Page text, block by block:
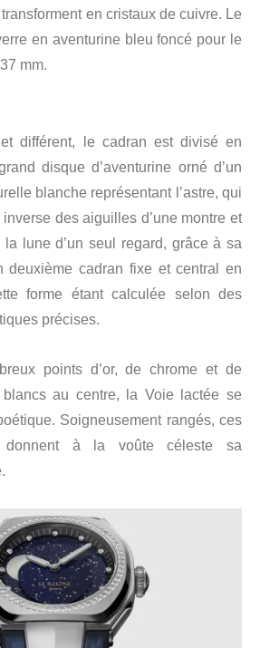
en cristaux de cuivre. Le
en aventurine bleu foncé pour le
mm.
différent, le cadran est divisé en
disque d’aventurine orné d’un
blanche représentant l’astre, qui
des aiguilles d’une montre et
lune d’un seul regard, grâce à sa
deuxième cadran fixe et central en
forme étant calculée selon des
précises.
points d’or, de chrome et de
au centre, la Voie lactée se
Soigneusement rangés, ces
donnent à la voûte céleste sa